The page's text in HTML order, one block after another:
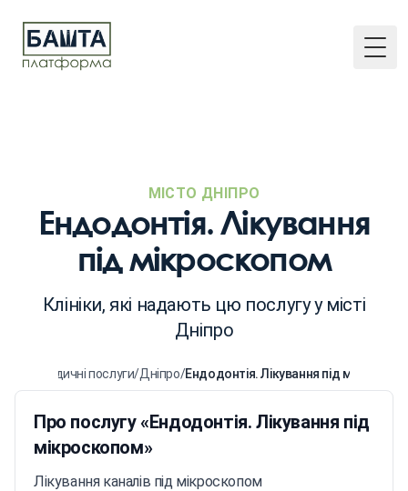
МІСТО ДНІПРО
Ендодонтія. Лікування
під мікроскопом
Клініки, які надають цю послугу у місті
Дніпро
Медичні послуги/Дніпро/Ендодонтія. Лікування під
Про послугу «Ендодонтія. Лікування під
мікроскопом»
Лікування каналів під мікроскопом